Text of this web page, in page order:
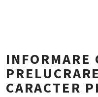
INFORMARE
CARACTER